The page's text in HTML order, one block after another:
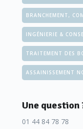
BRANCHEMENT,
INGÉNIERIE &
TRAITEMENT DES
ASSAINISSEMENT
Une question
01 44 84 78 78